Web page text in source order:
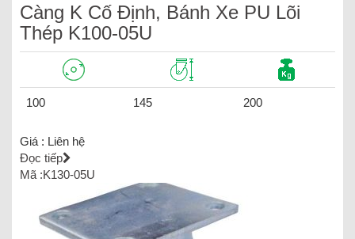
Càng K Cố Định, Bánh Xe PU Lõi
Thép K100-05U
100 145 200
Giá : Liên hệ
Đọc tiếp
Mã :K130-05U